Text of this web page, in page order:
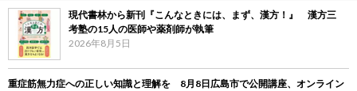
現代書林から新刊『こんなときには、まず、漢方！』 漢方三
考塾の15人の医師や薬剤師が執筆
2026年8月5日
重症筋無力症への正しい知識と理解を 8月8日広島市で公開講座、オンライン